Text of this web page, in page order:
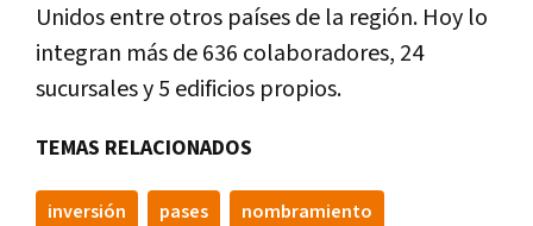
Unidos entre otros países de la región. Hoy lo
integran más de 636 colaboradores, 24
sucursales y 5 edificios propios.
TEMAS RELACIONADOS
inversión pases nombramiento